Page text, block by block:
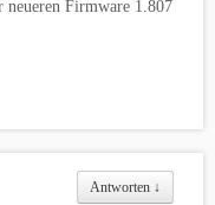
neueren Firmware 1.807
Antworten ↓